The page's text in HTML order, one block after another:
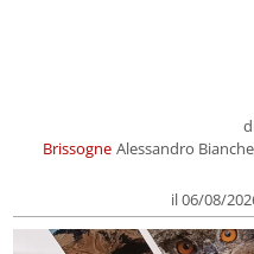
Brissogne Alessandro
il 06/08/